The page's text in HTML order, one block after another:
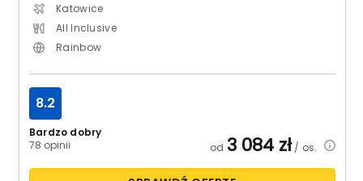
Katowice
All Inclusive
Rainbow
Bardzo dobry
78 opinii
8.2
od 3 084 zł/ os.